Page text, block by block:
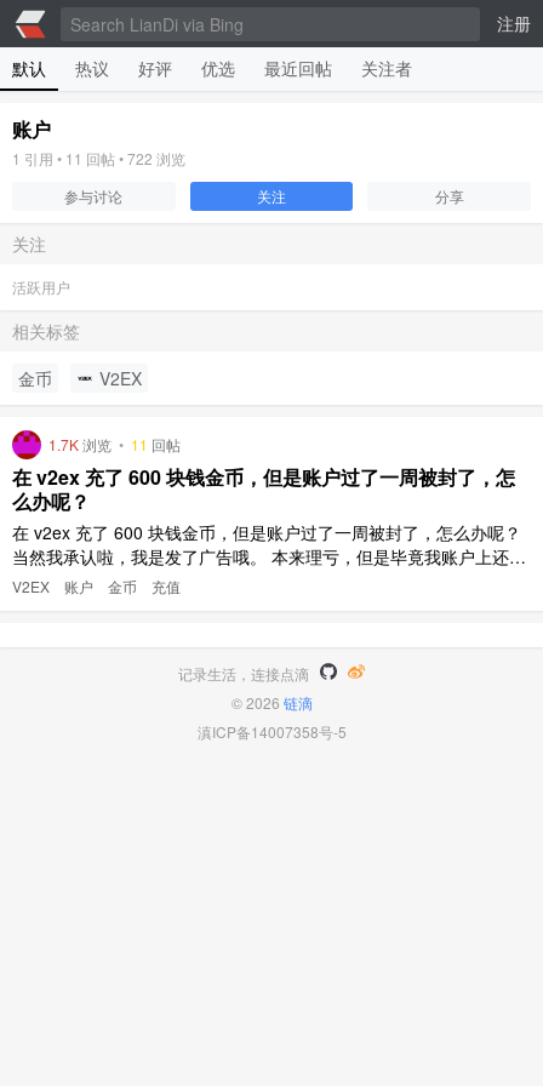
注册
默认
热议 好评 优选 最近回帖 关注者
账户
1 引用 • 11 回帖 •722 浏览
参与讨论
关注 分享
关注
活跃用户
相关标签
金币
V2EX
1.7K浏览 • 11 回帖
在 v2ex 充了 600 块钱金币，但是账户过了一周被封了，怎
么办呢？
在 v2ex 充了 600 块钱金币，但是账户过了一周被封了，怎么办呢？
当然我承认啦，我是发了广告哦。 本来理亏，但是毕竟我账户上还有
几百块广告费用啊！
V2EX 账户 金币 充值
记录生活，连接点滴
© 2026 链滴
滇ICP备14007358号-5